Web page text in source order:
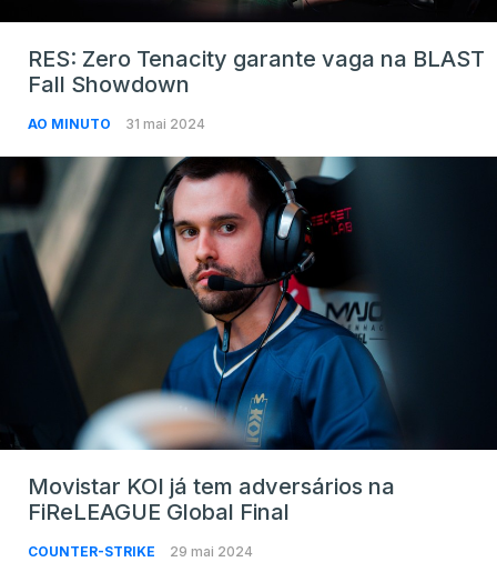
RES: Zero Tenacity garante vaga na BLAST
Fall Showdown
AO MINUTO 31 mai 2024
Movistar KOI já tem adversários na
FiReLEAGUE Global Final
COUNTER-STRIKE 29 mai 2024